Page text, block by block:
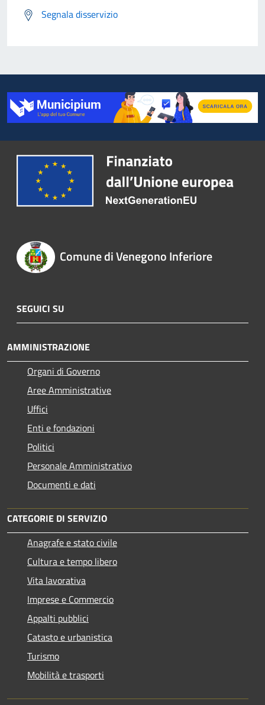
Segnala disservizio
Comune di Venegono Inferiore
SEGUICI SU
AMMINISTRAZIONE
Organi di Governo
Aree Amministrative
Uffici
Enti e fondazioni
Politici
Personale Amministrativo
Documenti e dati
CATEGORIE DI SERVIZIO
Anagrafe e stato civile
Cultura e tempo libero
Vita lavorativa
Imprese e Commercio
Appalti pubblici
Catasto e urbanistica
Turismo
Mobilità e trasporti